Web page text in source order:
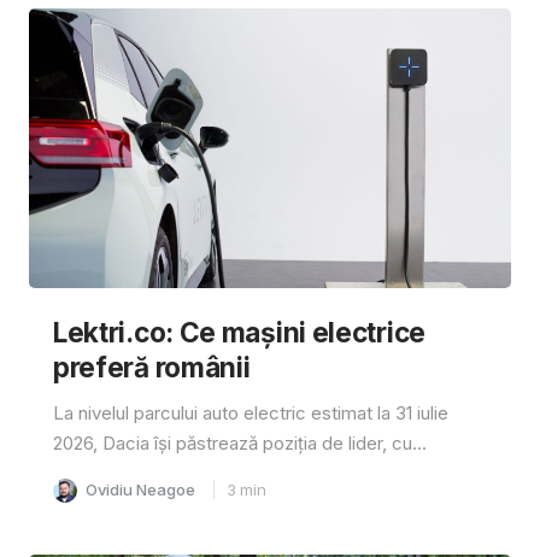
Lektri.co: Ce mașini electrice
preferă românii
La nivelul parcului auto electric estimat la 31 iulie
2026, Dacia își păstrează poziția de lider, cu...
Ovidiu Neagoe 3 min